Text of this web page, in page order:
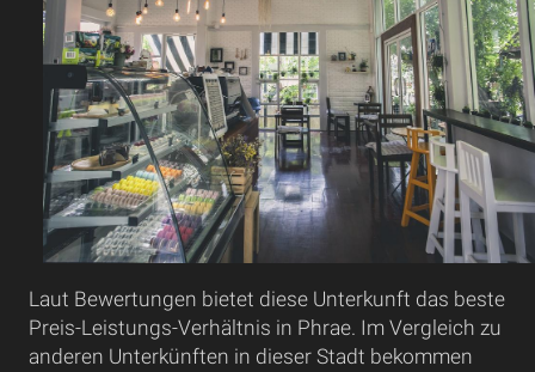
Laut Bewertungen bietet diese Unterkunft das beste
Preis-Leistungs-Verhältnis in Phrae. Im Vergleich zu
anderen Unterkünften in dieser Stadt bekommen